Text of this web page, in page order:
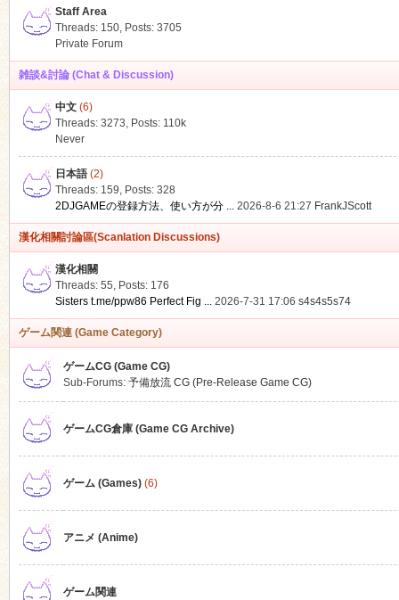
Staff Area
Threads: 150, Posts: 3705
Private Forum
雑談&討論 (Chat & Discussion)
中文(6)
Threads: 3273, Posts: 110k
Never
日本語(2)
Threads: 159, Posts: 328
2DJGAMEの登録方法、使い方が分 ... 2026-8-6 21:27 FrankJScott
漢化相關討論區(Scanlation Discussions)
漢化相關
Threads: 55, Posts: 176
Sisters t.me/ppw86 Perfect Fig ... 2026-7-31 17:06 s4s4s5s74
ゲーム関連 (Game Category)
ゲームCG (Game CG)
Sub-Forums: 予備放流 CG (Pre-Release Game CG)
ゲームCG倉庫 (Game CG Archive)
ゲーム (Games)(6)
アニメ (Anime)
ゲーム関連